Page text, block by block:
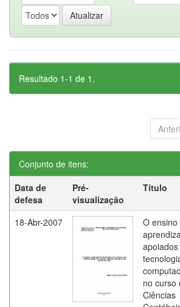
Resultado 1-1 de 1.
Conjunto de itens:
Data de
defesa
Pré-
visualização
Título
18-Abr-2007
O ensino
no curso
Ciências